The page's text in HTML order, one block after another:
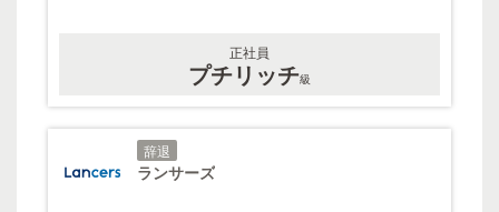
正社員
プチリッチ級
辞退
ランサーズ